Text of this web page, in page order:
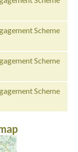
Scheme
Scheme
Scheme